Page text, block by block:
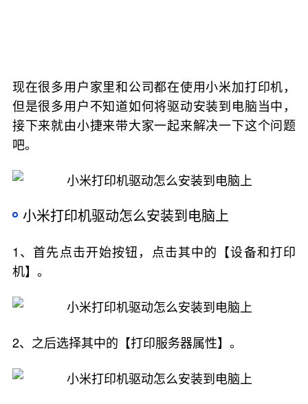
现在很多用户家里和公司都在使用小米加打印机，
但是很多用户不知道如何将驱动安装到电脑当中，
接下来就由小捷来带大家一起来解决一下这个问题
吧。
小米打印机驱动怎么安装到电脑上
1、首先点击开始按钮，点击其中的【设备和打印
机】。
2、之后选择其中的【打印服务器属性】。